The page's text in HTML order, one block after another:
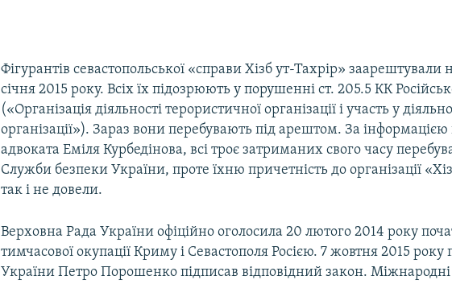
Фігурантів севастопольської «справи Хізб ут-Тахрір» заарештували
січня 2015 року. Всіх їх підозрюють у порушенні ст. 205.5 КК
(«Організація діяльності терористичної організації і участь у
організації»). Зараз вони перебувають під арештом. За
адвоката Еміля Курбедінова, всі троє затриманих свого часу
Служби безпеки України, проте їхню причетність до організації
так і не довели.
Верховна Рада України офіційно оголосила 20 лютого 2014 року
тимчасової окупації Криму і Севастополя Росією. 7 жовтня 2015 року
України Петро Порошенко підписав відповідний закон. Міжнародні